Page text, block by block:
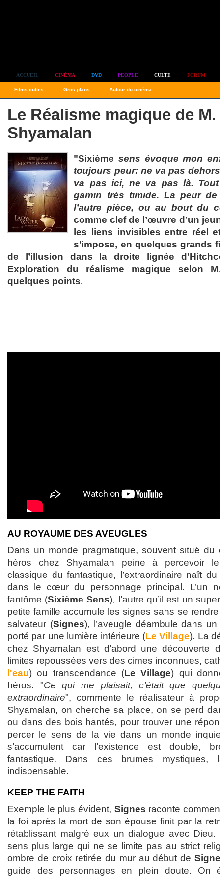
ACCUEIL CINÉMA DVD PEOPLE CULTE FORUM
Films cultes Gros plans Autour du cinéma
Le Réalisme magique de
Shyamalan
"Sixièmesens évoque mon
toujours peur: ne va pas
va pas ici, ne va pas là. Tout
gamin très timide. La peur
l’autre pièce, ou au bout du
comme clef de l’œuvre d’un
les liens invisibles entre réel
s’impose, en quelques grands
de l’illusion dans la droite lignée
Exploration du réalisme magique selon
quelques points.
AU ROYAUME DES AVEUGLES
Dans un monde pragmatique, souvent situé du
héros chez Shyamalan peine à percevoir
classique du fantastique, l’extraordinaire naît
dans le cœur du personnage principal. L’un
fantôme (Sixième Sens), l’autre qu’il est un
petite famille accumule les signes sans se
salvateur (Signes), l’aveugle déambule dans
porté par une lumière intérieure (Le Village). La
chez Shyamalan est d’abord une découverte
limites repoussées vers des cimes inconnues,
l'eau) ou transcendance (Le Village) qui
héros. "Ce qui me plaisait, c’était que
extraordinaire", commente le réalisateur à
Shyamalan, on cherche sa place, on se perd
ou dans des bois hantés, pour trouver une
percer le sens de la vie dans un monde
s’accumulent car l’existence est double,
fantastique. Dans ces brumes
indispensable.
KEEP THE FAITH
Exemple le plus évident, Signes raconte
la foi après la mort de son épouse finit par la
rétablissant malgré eux un dialogue avec
sens plus large qui ne se limite pas au strict
ombre de croix retirée du mur au début de
guide des personnages en plein doute. On